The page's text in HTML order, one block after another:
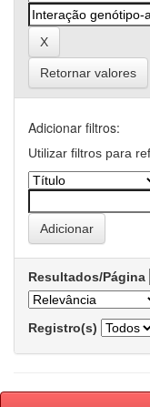
Retornar valores
Adicionar filtros:
Utilizar filtros para
Resultados/Página
Registro(s)